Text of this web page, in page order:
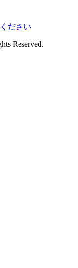
ださい
Reserved.